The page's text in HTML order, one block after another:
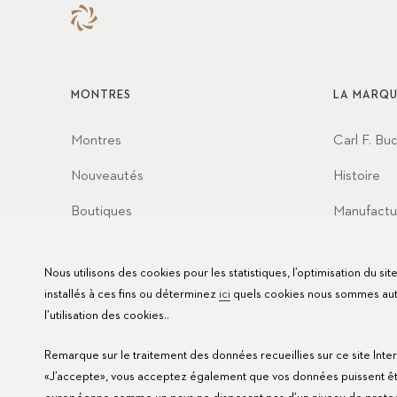
MONTRES
Montres
Nouveautés
Boutiques
LA
Carl F.
Histoire
Nous utilisons des cookies pour les statistiques, l’optimisation du
installés à ces fins ou déterminez ici quels cookies nous sommes
l’utilisation des cookies..
Remarque sur le traitement des données recueillies sur ce site
«J’accepte», vous acceptez également que vos données puissent